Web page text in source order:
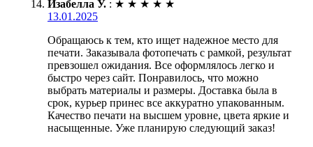
Изабелла У. : ★ ★ ★ ★ ★
13.01.2025
Обращаюсь к тем, кто ищет надежное место для
печати. Заказывала фотопечать с рамкой, результат
превзошел ожидания. Все оформлялось легко и
быстро через сайт. Понравилось, что можно
выбрать материалы и размеры. Доставка была в
срок, курьер принес все аккуратно упакованным.
Качество печати на высшем уровне, цвета яркие и
насыщенные. Уже планирую следующий заказ!